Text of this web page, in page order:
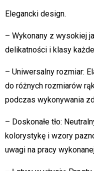
Elegancki design.
– Wykonany z wysokiej
delikatności i klasy
– Uniwersalny rozmiar:
do różnych rozmiarów
podczas wykonywania
– Doskonałe tło:
kolorystykę i wzory
uwagi na pracy